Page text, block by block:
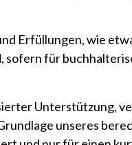
Erfüllungen, wie
für
Unterstützung,
unseres